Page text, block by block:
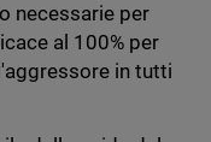
necessarie per
al 100% per
in tutti